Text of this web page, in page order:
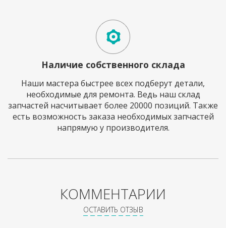
Наличие собственного склада
Наши мастера быстрее всех подберут детали,
необходимые для ремонта. Ведь наш склад
запчастей насчитывает более 20000 позиций. Также
есть возможность заказа необходимых запчастей
напрямую у производителя.
КОММЕНТАРИИ
ОСТАВИТЬ ОТЗЫВ